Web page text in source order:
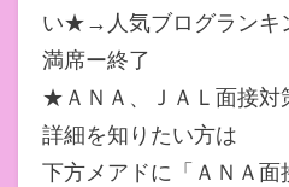
い★→人気ブログランキ
満席ー終了
★ＡＮＡ、ＪＡＬ面接対
詳細を知りたい方は
下方メアドに「ＡＮＡ面